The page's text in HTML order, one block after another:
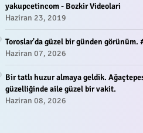
yakupcetincom - Bozkir Videolari
Haziran 23, 2019
Toroslar'da güzel bir günden görünüm.
Haziran 07, 2026
Bir tatlı huzur almaya geldik.
güzelliğinde aile güzel bir vakit.
Haziran 08, 2026